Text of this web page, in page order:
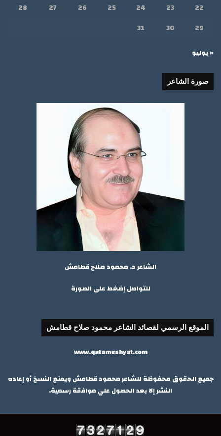
22
23
24
25
26
27
28
29
30
31
« يوليو
صورة الشاعر
الشاعر د. محمود صلاح قطامش
للتواصل إضغط على الصورة
الموقع الرسمي لقصائد الشاعر محمود صلاح قطامش
www.qatameshyat.com
جميع الحقوق محفوظة للشاعر محمود قطامش ويمنع النسخ أو إعاده
النشر إلا بعد الحصول علي موافقة رسمية.